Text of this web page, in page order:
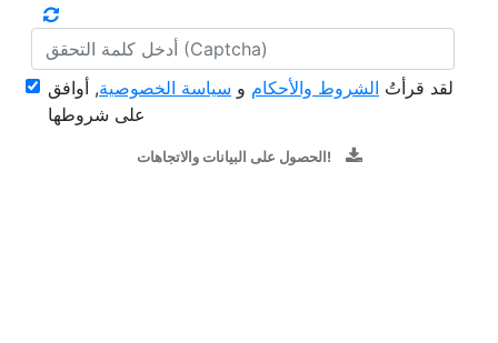
لقد قرأتُ الشروط والأحكام و سياسة الخصوصية, أوافق
على شروطها
الحصول على البيانات والاتجاهات!